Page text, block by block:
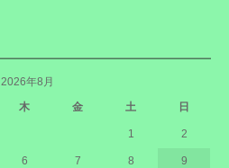
2026年8月
木 金 土 日
1 2
6 7 8 9